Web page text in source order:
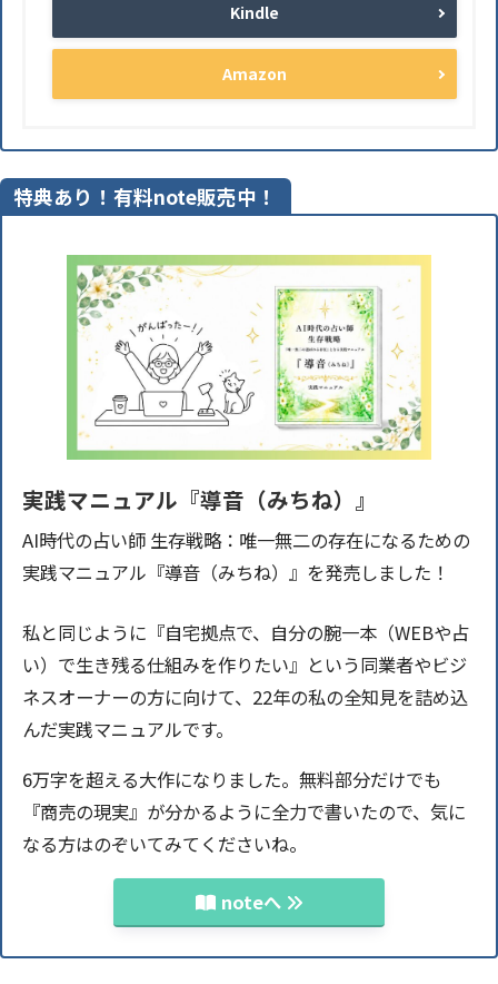
Kindle
Amazon
特典あり！有料note販売中！
実践マニュアル『導音（みちね）』
AI時代の占い師 生存戦略：唯一無二の存在になるための
実践マニュアル『導音（みちね）』を発売しました！
私と同じように『自宅拠点で、自分の腕一本（WEBや占
い）で生き残る仕組みを作りたい』という同業者やビジ
ネスオーナーの方に向けて、22年の私の全知見を詰め込
んだ実践マニュアルです。
6万字を超える大作になりました。無料部分だけでも
『商売の現実』が分かるように全力で書いたので、気に
なる方はのぞいてみてくださいね。
noteへ